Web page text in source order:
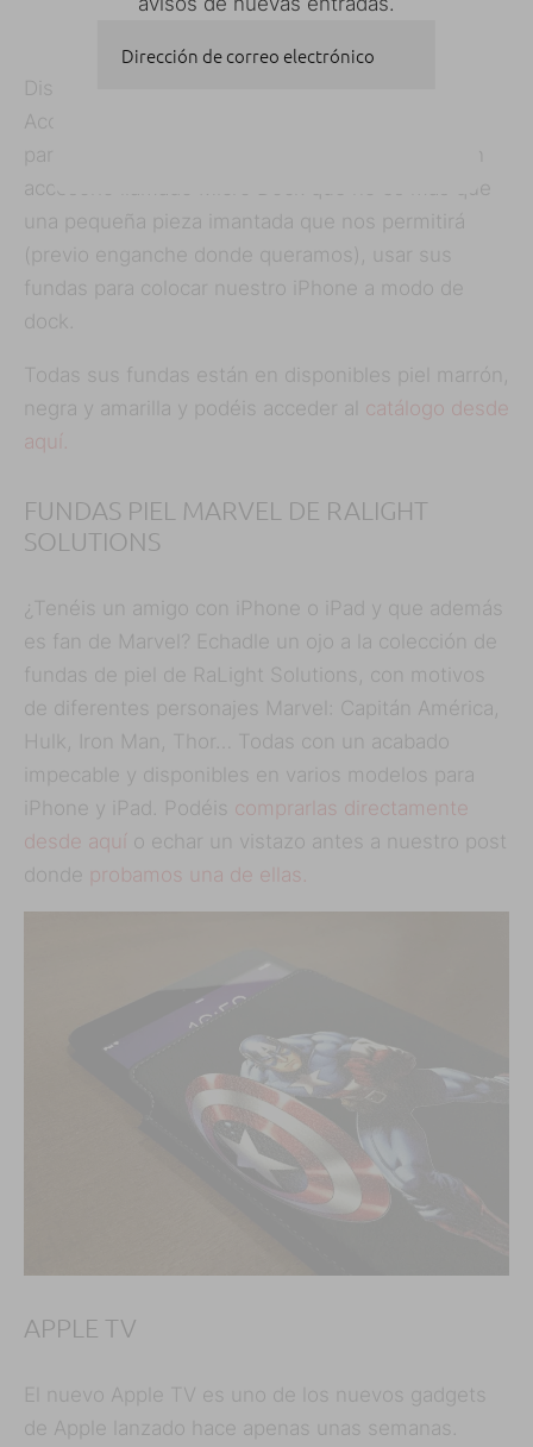
Disponen de varios modelos para iPhone (The
Access Case 2 y The Shell Case) y Access Case
para iPad mini. Como curiosidad, disponen de un
accesorio llamado Micro Dock que no es más que
una pequeña pieza imantada que nos permitirá
(previo enganche donde queramos), usar sus
fundas para colocar nuestro iPhone a modo de
dock.
Todas sus fundas están en disponibles piel marrón,
negra y amarilla y podéis acceder al catálogo desde
aquí.
FUNDAS PIEL MARVEL DE RALIGHT
SOLUTIONS
¿Tenéis un amigo con iPhone o iPad y que además
es fan de Marvel? Echadle un ojo a la colección de
fundas de piel de RaLight Solutions, con motivos
de diferentes personajes Marvel: Capitán América,
Hulk, Iron Man, Thor… Todas con un acabado
impecable y disponibles en varios modelos para
iPhone y iPad. Podéis comprarlas directamente
desde aquí o echar un vistazo antes a nuestro post
donde probamos una de ellas.
APPLE TV
El nuevo Apple TV es uno de los nuevos gadgets
de Apple lanzado hace apenas unas semanas.